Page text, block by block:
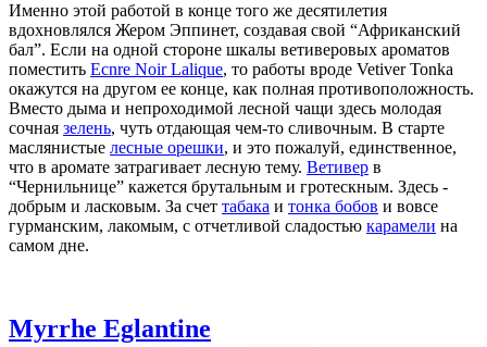
Именно этой работой в конце того же десятилетия
вдохновлялся Жером Эппинет, создавая свой “Африканский
бал”. Если на одной стороне шкалы ветиверовых ароматов
поместить Ecnre Noir Lalique, то работы вроде Vetiver Tonka
окажутся на другом ее конце, как полная противоположность.
Вместо дыма и непроходимой лесной чащи здесь молодая
сочная зелень, чуть отдающая чем-то сливочным. В старте
маслянистые лесные орешки, и это пожалуй, единственное,
что в аромате затрагивает лесную тему. Ветивер в
“Чернильнице” кажется брутальным и гротескным. Здесь -
добрым и ласковым. За счет табака и тонка бобов и вовсе
гурманским, лакомым, с отчетливой сладостью карамели на
самом дне.
Myrrhe Eglantine